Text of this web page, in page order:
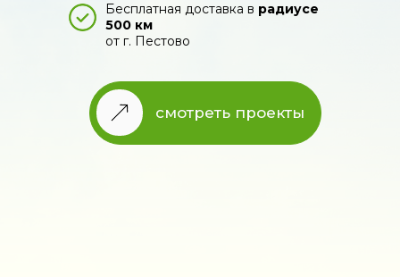
смотреть проекты
Бесплатная доставка в радиусе
500 км
от г. Пестово